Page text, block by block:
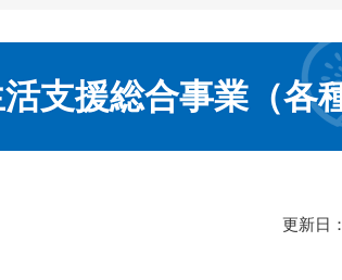
支援総合事業（各
更新日